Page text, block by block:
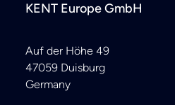
KENT Europe GmbH
Auf der Höhe 49
47059 Duisburg
Germany